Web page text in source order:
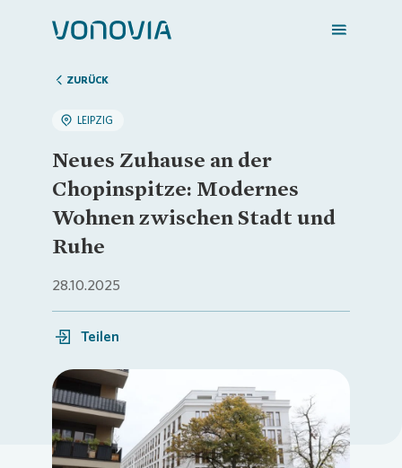
Zuhause finden
Mein Zuhause
Meine Stadt
Login
ZURÜCK
LEIPZIG
Neues Zuhause an der
Chopinspitze: Modernes
Wohnen zwischen Stadt und
Ruhe
28.10.2025
Teilen
Loading...